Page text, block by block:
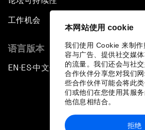
本网站使用 cookie
我们使用 Cookie 来制作
容与广告、提供社交媒
的流量。我们还会与社
合作伙伴分享您对我们
些合作伙伴可能会将此
们或他们在您使用其服
他信息相结合。
拒绝
工作机会
语言版本
EN ▪ES▪中文▪ 日本語